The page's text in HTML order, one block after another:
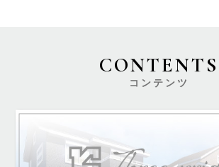
CONTENTS
コンテンツ